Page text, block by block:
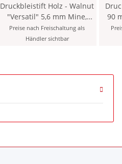
Druckbleistift Holz - Walnut
"Versatil" 5,6 mm Mine,
inklusive Minenspitzer, im
Etui
Preise nach Freischaltung als
Händler sichtbar
90